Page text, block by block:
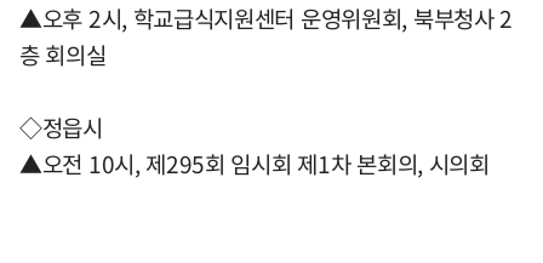
▲오후 2시, 학교급식지원센터 운영위원회, 북부청사 2
층 회의실
◇정읍시
▲오전 10시, 제295회 임시회 제1차 본회의, 시의회